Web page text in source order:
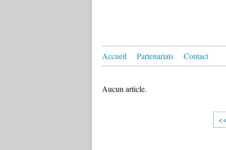
Accueil Partenariats Contact
Aucun article.